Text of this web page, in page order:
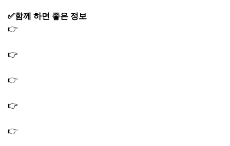
✅함께 하면 좋은 정보
👉
👉
👉
👉
👉